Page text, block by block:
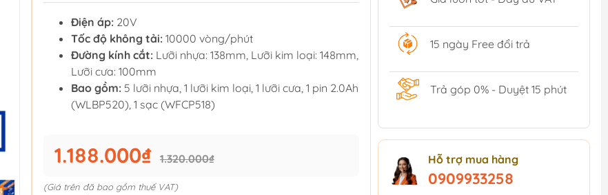
Điện áp: 20V
Tốc độ không tải: 10000 vòng/phút
Đường kính cắt: Lưỡi nhựa: 138mm, Lưỡi kim loại: 148mm,
Lưỡi cưa: 100mm
Bao gồm: 5 lưỡi nhựa, 1 lưỡi kim loại, 1 lưỡi cưa, 1 pin 2.0Ah
(WLBP520), 1 sạc (WFCP518)
1.188.000₫ 1.320.000₫
(Giá trên đã bao gồm thuế VAT)
15 ngày Free đổi trả
Trả góp 0% - Duyệt 15 phút
Hỗ trợ mua hàng
0909933258